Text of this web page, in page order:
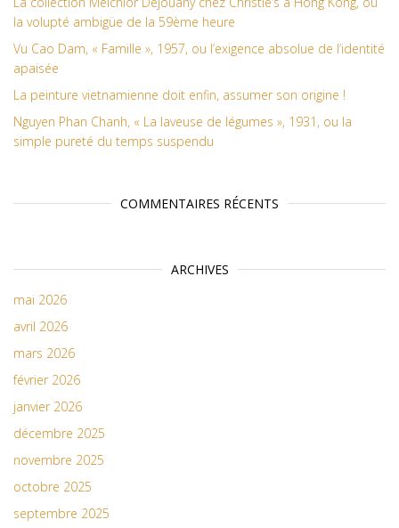
la volupté ambigüe de la 59ème heure
Vu Cao Dam, « Famille », 1957, ou l’exigence absolue de l’identité
apaisée
La peinture vietnamienne doit enfin, assumer son origine !
Nguyen Phan Chanh, « La laveuse de légumes », 1931, ou la
simple pureté du temps suspendu
COMMENTAIRES RÉCENTS
ARCHIVES
mai 2026
avril 2026
mars 2026
février 2026
janvier 2026
décembre 2025
novembre 2025
octobre 2025
septembre 2025